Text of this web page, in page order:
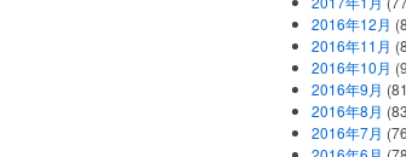
2016年12月
2016年11月
2016年10月
2016年9月
2016年8月
2016年7月